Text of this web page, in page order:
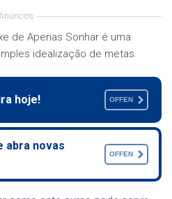
A
T
N
de Apenas Sonhar é uma
idealização de metas.
hoje! OFFEN
abra novas
OFFEN